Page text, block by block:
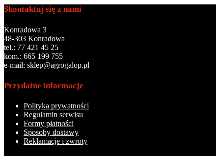
Skontaktuj się z nami
Konradowa 3
48-303 Konradowa
tel.: 77 421 45 25
kom.: 665 199 755
e-mail: sklep@agrogalop.pl
Przydatne informacje
Polityka prywatności
Regulamin serwisu
Formy płatności
Sposoby dostawy
Reklamacje i zwroty